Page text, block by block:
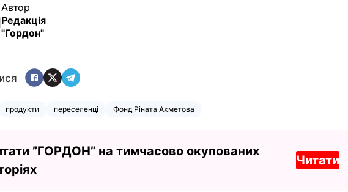
Автор
Редакція
"Гордон"
продукти переселенці Фонд Ріната Ахметова
”ГОРДОН” на тимчасово окупованих
Читати